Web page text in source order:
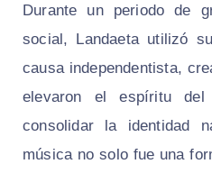
Durante un periodo de
social, Landaeta utilizó
causa independentista,
elevaron el espíritu
consolidar la identidad
música no solo fue una